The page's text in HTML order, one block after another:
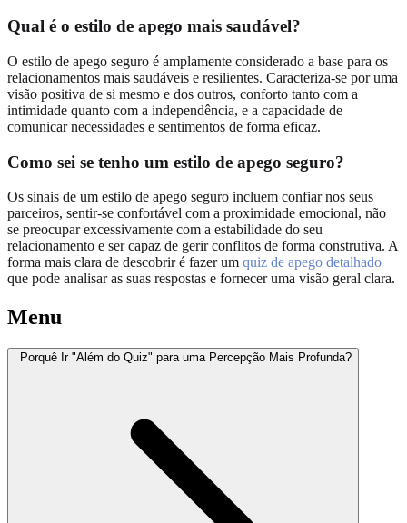
Qual é o estilo de apego mais saudável?
O estilo de apego seguro é amplamente considerado a base para os
relacionamentos mais saudáveis e resilientes. Caracteriza-se por uma
visão positiva de si mesmo e dos outros, conforto tanto com a
intimidade quanto com a independência, e a capacidade de
comunicar necessidades e sentimentos de forma eficaz.
Como sei se tenho um estilo de apego seguro?
Os sinais de um estilo de apego seguro incluem confiar nos seus
parceiros, sentir-se confortável com a proximidade emocional, não
se preocupar excessivamente com a estabilidade do seu
relacionamento e ser capaz de gerir conflitos de forma construtiva. A
forma mais clara de descobrir é fazer um quiz de apego detalhado
que pode analisar as suas respostas e fornecer uma visão geral clara.
Menu
Porquê Ir "Além do Quiz" para uma Percepção Mais Profunda?